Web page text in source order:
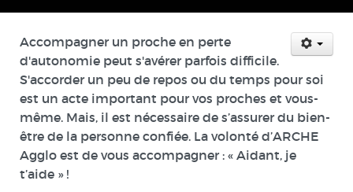
Accompagner un proche en perte
d'autonomie peut s'avérer parfois difficile.
S'accorder un peu de repos ou du temps pour soi
est un acte important pour vos proches et vous-
même. Mais, il est nécessaire de s’assurer du bien-
être de la personne confiée. La volonté d’ARCHE
Agglo est de vous accompagner : « Aidant, je
t’aide » !